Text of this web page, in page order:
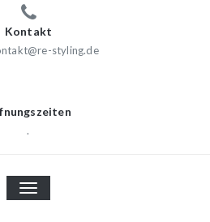
Kontakt
styling.de
.
TOGGLE
NAVIGATION